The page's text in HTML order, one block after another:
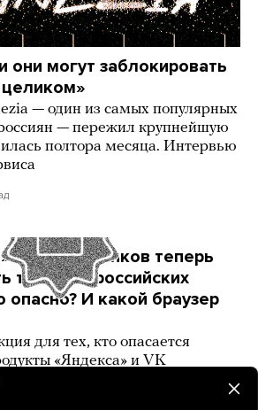
они могут заблокировать
— один из самых популярных
— пережил крупнейшую
полтора месяца. Интервью
и других банков теперь
только в российских
опасно? И какой браузер
для тех, кто опасается
«Яндекса» и VK